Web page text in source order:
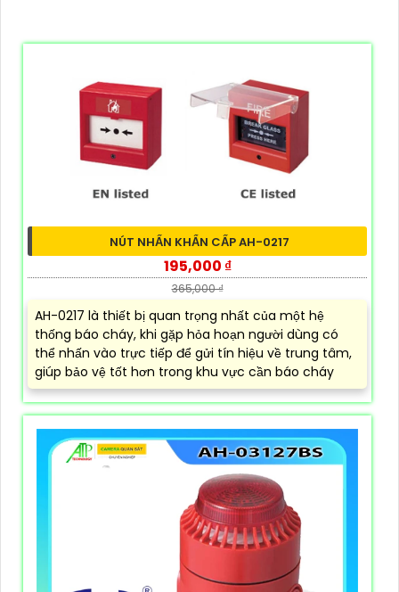
NÚT NHẤN KHẨN CẤP AH-0217
195,000 ₫
365,000 ₫
AH-0217 là thiết bị quan trọng nhất của một hệ
thống báo cháy, khi gặp hỏa hoạn người dùng có
thể nhấn vào trực tiếp để gửi tín hiệu về trung tâm,
giúp bảo vệ tốt hơn trong khu vực cần báo cháy